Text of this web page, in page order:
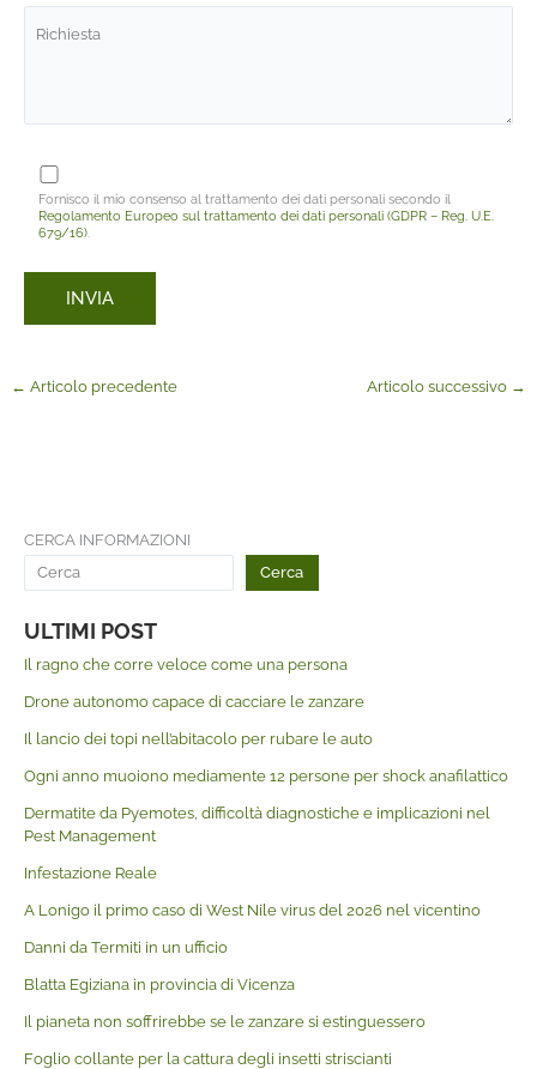
Fornisco il mio consenso al trattamento dei dati personali secondo il
Regolamento Europeo sul trattamento dei dati personali (GDPR – Reg. U.E.
679/16).
← Articolo precedente Articolo successivo →
CERCA INFORMAZIONI
Cerca
ULTIMI POST
Il ragno che corre veloce come una persona
Drone autonomo capace di cacciare le zanzare
Il lancio dei topi nell’abitacolo per rubare le auto
Ogni anno muoiono mediamente 12 persone per shock anafilattico
Dermatite da Pyemotes, difficoltà diagnostiche e implicazioni nel
Pest Management
Infestazione Reale
A Lonigo il primo caso di West Nile virus del 2026 nel vicentino
Danni da Termiti in un ufficio
Blatta Egiziana in provincia di Vicenza
Il pianeta non soffrirebbe se le zanzare si estinguessero
Foglio collante per la cattura degli insetti striscianti